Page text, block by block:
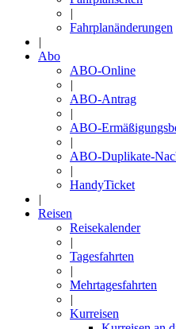
|
Fahrplanänderungen
|
Abo
ABO-Online
|
ABO-Antrag
|
ABO-
|
ABO-Duplikate-
|
HandyTicket
|
Reisen
Reisekalender
|
Tagesfahrten
|
Mehrtagesfahrten
|
Kurreisen